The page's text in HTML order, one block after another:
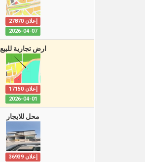
إعلان 27870
2026-04-07
ارض تجارية للبيع
إعلان 17150
2026-04-01
محل للايجار
إعلان 36939